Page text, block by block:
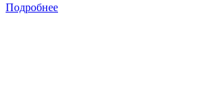
Подробнее